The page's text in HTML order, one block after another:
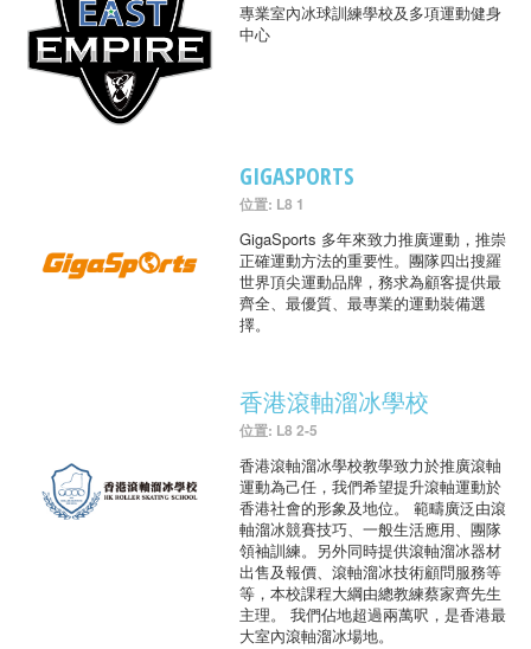
專業室內冰球訓練學校及多項運動健身
中心
GIGASPORTS
位置: L8 1
GigaSports 多年來致力推廣運動，推崇
正確運動方法的重要性。團隊四出搜羅
世界頂尖運動品牌，務求為顧客提供最
齊全、最優質、最專業的運動裝備選
擇。
香港滾軸溜冰學校
位置: L8 2-5
香港滾軸溜冰學校教學致力於推廣滾軸
運動為己任，我們希望提升滾軸運動於
香港社會的形象及地位。 範疇廣泛由滾
軸溜冰競賽技巧、一般生活應用、團隊
領袖訓練。另外同時提供滾軸溜冰器材
出售及報價、滾軸溜冰技術顧問服務等
等，本校課程大綱由總教練蔡家齊先生
主理。 我們佔地超過兩萬呎，是香港最
大室內滾軸溜冰場地。